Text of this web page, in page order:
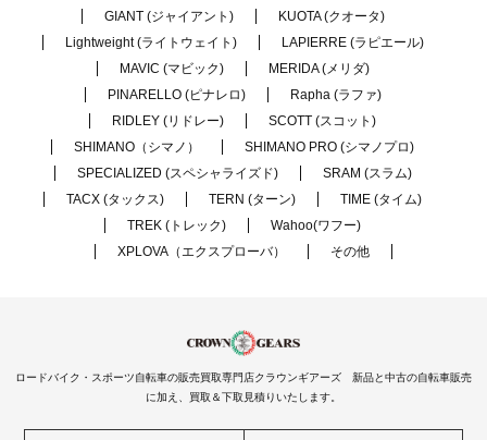
GIANT (ジャイアント)
KUOTA (クオータ)
Lightweight (ライトウェイト)
LAPIERRE (ラピエール)
MAVIC (マビック)
MERIDA (メリダ)
PINARELLO (ピナレロ)
Rapha (ラファ)
RIDLEY (リドレー)
SCOTT (スコット)
SHIMANO（シマノ）
SHIMANO PRO (シマノプロ)
SPECIALIZED (スペシャライズド)
SRAM (スラム)
TACX (タックス)
TERN (ターン)
TIME (タイム)
TREK (トレック)
Wahoo(ワフー)
XPLOVA（エクスプローバ）
その他
ロードバイク・スポーツ自転車の販売買取専門店クラウンギアーズ 新品と中古の自転車販売
に加え、買取＆下取見積りいたします。